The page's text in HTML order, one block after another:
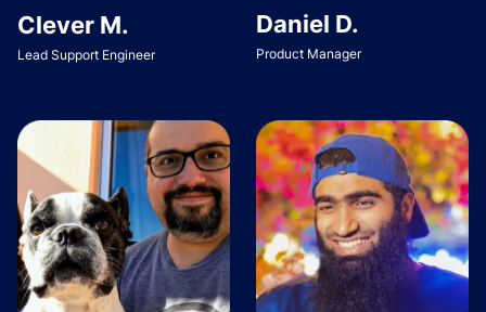
Clever M.
Lead Support Engineer
Daniel D.
Product Manager